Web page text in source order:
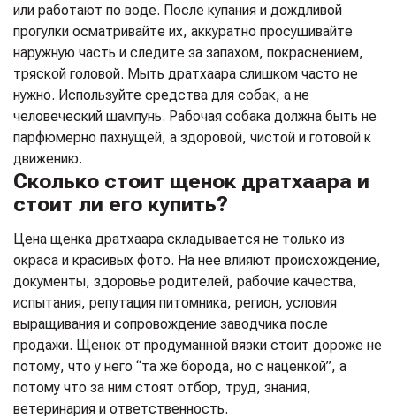
или работают по воде. После купания и дождливой
прогулки осматривайте их, аккуратно просушивайте
наружную часть и следите за запахом, покраснением,
тряской головой. Мыть дратхаара слишком часто не
нужно. Используйте средства для собак, а не
человеческий шампунь. Рабочая собака должна быть не
парфюмерно пахнущей, а здоровой, чистой и готовой к
движению.
Сколько стоит щенок дратхаара и
стоит ли его купить?
Цена щенка дратхаара складывается не только из
окраса и красивых фото. На нее влияют происхождение,
документы, здоровье родителей, рабочие качества,
испытания, репутация питомника, регион, условия
выращивания и сопровождение заводчика после
продажи. Щенок от продуманной вязки стоит дороже не
потому, что у него “та же борода, но с наценкой”, а
потому что за ним стоят отбор, труд, знания,
ветеринария и ответственность.